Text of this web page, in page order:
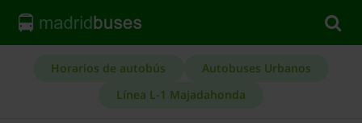
Horarios de autobús
Autobuses Urbanos
Línea L-1 Majadahonda